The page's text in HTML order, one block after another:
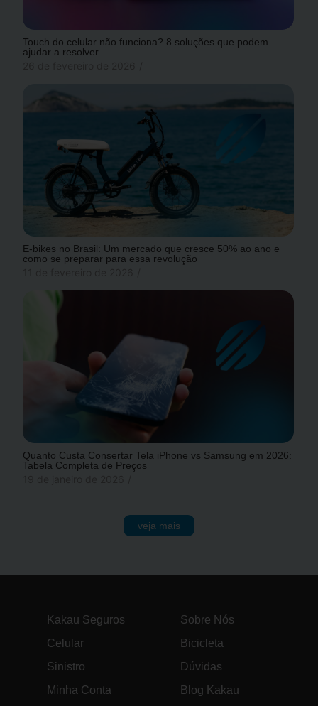
Touch do celular não funciona? 8 soluções que podem
ajudar a resolver
E-bikes no Brasil: Um mercado que cresce 50% ao ano e
como se preparar para essa revolução
Quanto Custa Consertar Tela iPhone vs Samsung em 2026:
Tabela Completa de Preços
veja mais
Kakau Seguros
Celular
Sinistro
Minha Conta
Sobre Nós
Bicicleta
Dúvidas
Blog Kakau